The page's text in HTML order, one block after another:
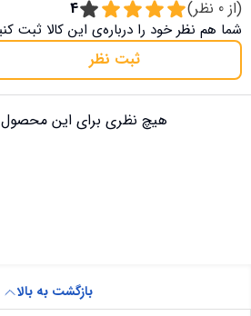
(از 0 نظر) 4
شما هم نظر خود را درباره‌ی این کالا ثبت
ثبت نظر
هیچ نظری برای این محصول
بازگشت به بالا